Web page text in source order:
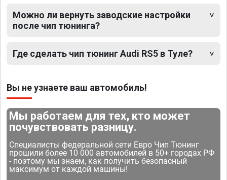
Можно ли вернуть заводские настройки
после чип тюнинга?
Где сделать чип тюнинг Audi RS5 в Туле?
Вы не узнаете ваш автомобиль!
Мы работаем для тех, кто может
почувствовать разницу.
Специалисты федеральной сети Евро Чип Тюнинг
прошили более 10 000 автомобилей в 50+ городах РФ
- поэтому мы знаем, как получить безопасный
максимум от каждой машины!